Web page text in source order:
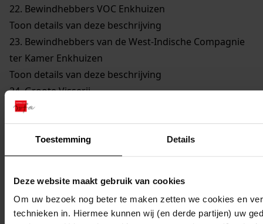
Toestemming Details
Deze website maakt gebruik van cookies
Om uw bezoek nog beter te maken zetten we cookies en
technieken in. Hiermee kunnen wij (en derde partijen) uw
22. Bewindhebbers VOC Enkhuizen
Toon details van deze beschrijving
23. Bewindhebbers van de West-Indische Compagnie
ter Kamer Enkhuizen
Toon details van deze beschrijving
24.Groote Visserij
Toon details van deze beschrijving
25.Walvisvaarders
Toon details van deze beschrijving
26.Gilden en Neringen
Toon details van deze beschrijving